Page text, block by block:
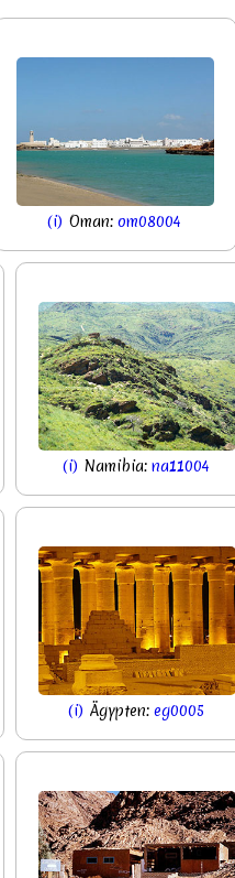
(i) Oman: om08004
(i) Namibia: na11004
(i) Ägypten: eg0005